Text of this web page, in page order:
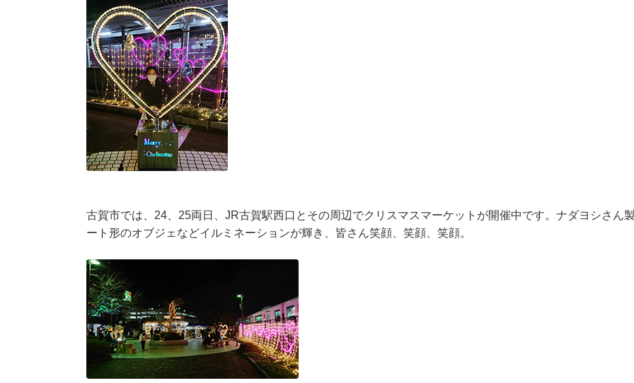
古賀市では、24、25両日、JR古賀駅西口とその周辺でクリスマスマーケットが開催中です。ナダヨシさん
ート形のオブジェなどイルミネーションが輝き、皆さん笑顔、笑顔、笑顔。